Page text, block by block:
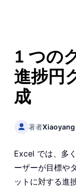
1 つの
進捗円
成
著者Xiaoyang
Excel では、多
ーザーが目標や
ットに対する進